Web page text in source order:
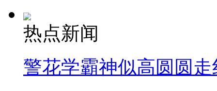
热点新闻
警花学霸神似高圆圆走